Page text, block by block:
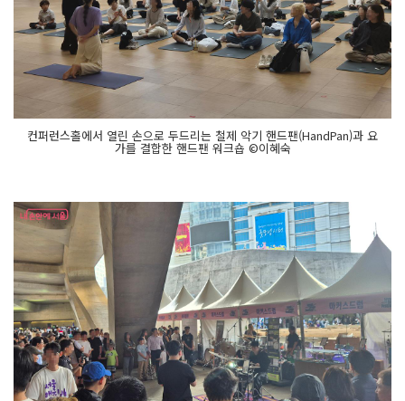
컨퍼런스홀에서 열린 손으로 두드리는 철제 악기 핸드팬(HandPan)과 요
가를 결합한 핸드팬 워크숍 ©이혜숙